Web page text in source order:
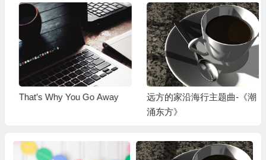
That’s Why You Go Away
远方的家沿海行主题曲-《潮
涌东方》